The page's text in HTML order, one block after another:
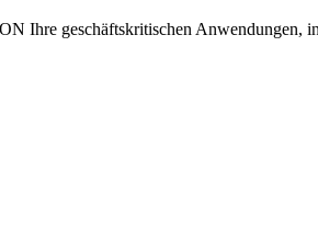
Ihre geschäftskritischen